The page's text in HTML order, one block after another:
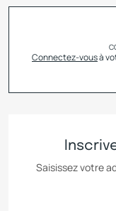
Connectez-vousà
Saisissez votre